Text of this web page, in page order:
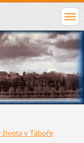
života v Táboře